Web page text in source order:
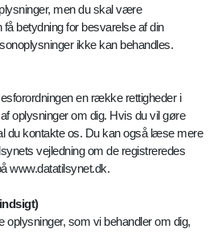
men du skal være
betydning for besvarelse af din
ikke kan behandles.
en række rettigheder i
oplysninger om dig. Hvis du vil gøre
du kontakte os. Du kan også læse mere
vejledning om de registreredes
www.datatilsynet.dk.
oplysninger, som vi behandler om dig,